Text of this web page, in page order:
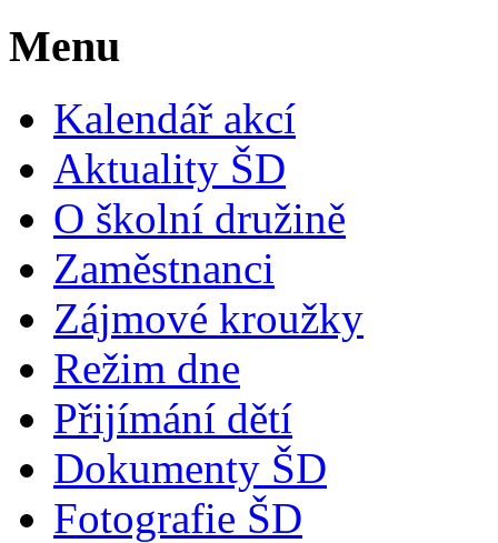
Menu
Kalendář akcí
Aktuality ŠD
O školní družině
Zaměstnanci
Zájmové kroužky
Režim dne
Přijímání dětí
Dokumenty ŠD
Fotografie ŠD